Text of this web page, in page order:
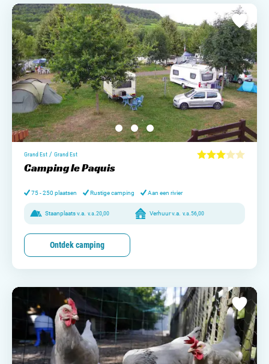
Grand Est / Grand Est
Camping le Paquis
75 - 250 plaatsen Rustige camping Aan een rivier
Staanplaats v.a. v.a.20,00 Verhuur v.a. v.a.56,00
Ontdek camping